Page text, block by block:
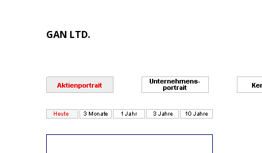
GAN LTD.